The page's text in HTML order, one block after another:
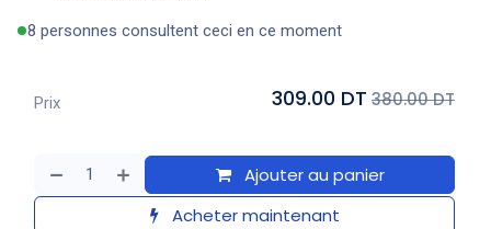
8 personnes consultent ceci en ce moment
Ajouter au panier
Acheter maintenant
Prix 309.00 DT 380.00 DT